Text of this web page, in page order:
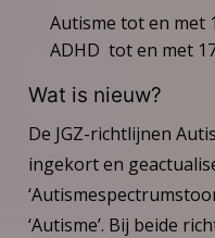
Autisme tot en met
ADHD tot en met
Wat is nieuw?
De JGZ-richtlijnen
ingekort en
‘Autisme’. Bij beide